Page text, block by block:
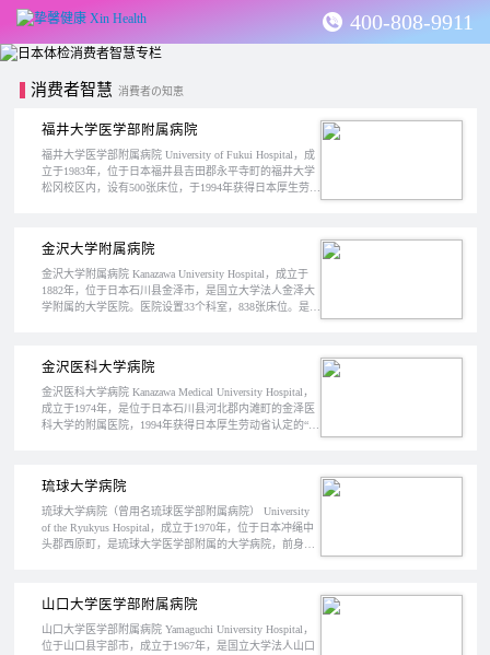
400-808-9911
消费者智慧 消費者の知恵
福井大学医学部附属病院
福井大学医学部附属病院 University of Fukui Hospital，成
立于1983年，位于日本福井县吉田郡永平寺町的福井大学
松冈校区内，设有500张床位，于1994年获得日本厚生劳动
金沢大学附属病院
金沢大学附属病院 Kanazawa University Hospital，成立于
1882年，位于日本石川县金泽市，是国立大学法人金泽大
学附属的大学医院。医院设置33个科室，838张床位。是日
金沢医科大学病院
金沢医科大学病院 Kanazawa Medical University Hospital，
成立于1974年，是位于日本石川县河北郡内滩町的金泽医
科大学的附属医院，1994年获得日本厚生劳动省认定的“特
琉球大学病院
琉球大学病院（曾用名琉球医学部附属病院） University
of the Ryukyus Hospital，成立于1970年，位于日本冲绳中
头郡西原町，是琉球大学医学部附属的大学病院，前身是
山口大学医学部附属病院
山口大学医学部附属病院 Yamaguchi University Hospital，
位于山口县宇部市，成立于1967年，是国立大学法人山口